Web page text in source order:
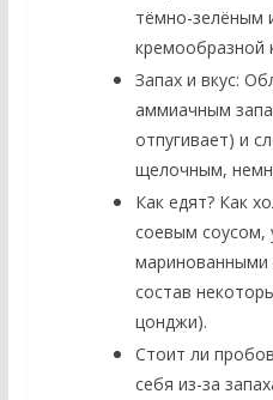
тёмно-зелёным
кремообразной
Запах и вкус:
аммиачным
отпугивает) и
щелочным,
Как едят?Как
соевым соусом,
состав
цонджи).
Стоит ли
себя из-за